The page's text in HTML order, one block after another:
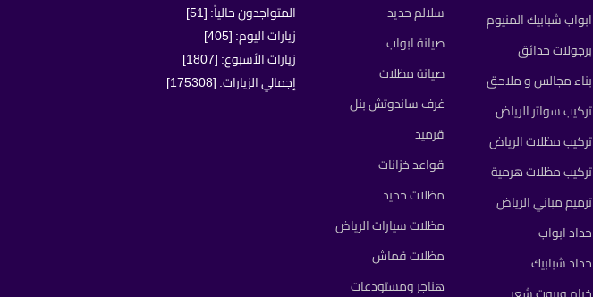
ابواب شبابيك المنيوم
برجولات حدائق
بناء مجالس و ملاحق
تركيب سواتر الرياض
تركيب مظلات الرياض
تركيب مظلات هرمية
ترميم مباني الرياض
حداد ابواب
حداد شبابيك
سلالم حديد
صيانة ابواب
صيانة مظلات
غرف ساندوتش بنل
قرميد
قواعد خزانات
مظلات حديد
مظلات سيارات الرياض
مظلات قماش
هناجر ومستودعات
المتواجدون حالياً: [51]
زيارات اليوم: [405]
زيارات الأسبوع: [1807]
إجمالي الزيارات: [175308]